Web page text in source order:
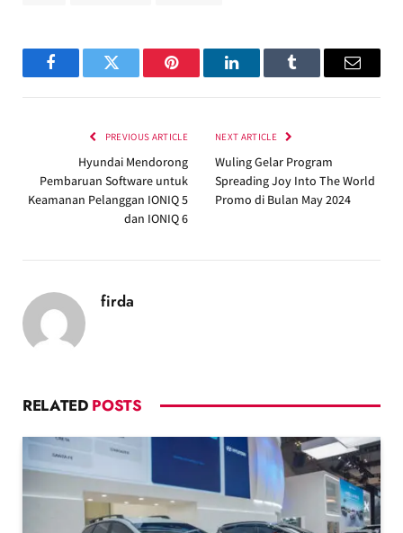
FacebookTwitter Pinterest LinkedInTumblr Email
PREVIOUS ARTICLE
Hyundai Mendorong
Pembaruan Software untuk
Keamanan Pelanggan IONIQ 5
dan IONIQ 6
NEXT ARTICLE
Wuling Gelar Program
Spreading Joy Into The World
Promo di Bulan May 2024
firda
RELATED POSTS